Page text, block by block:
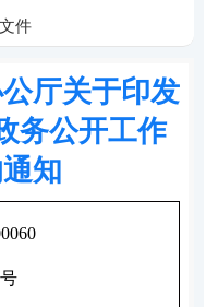
件
厅关于印发
务公开工作
知